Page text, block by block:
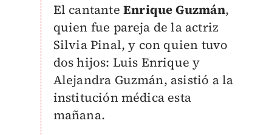
El cantante Enrique Guzmán,
quien fue pareja de la actriz
Silvia Pinal, y con quien tuvo
dos hijos: Luis Enrique y
Alejandra Guzmán, asistió a la
institución médica esta
mañana.